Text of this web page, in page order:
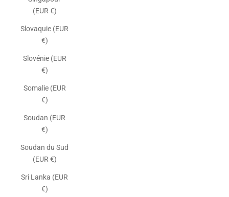
(EUR €)
Slovaquie (EUR
€)
Slovénie (EUR
€)
Somalie (EUR
€)
Soudan (EUR
€)
Soudan du Sud
(EUR €)
Sri Lanka (EUR
€)